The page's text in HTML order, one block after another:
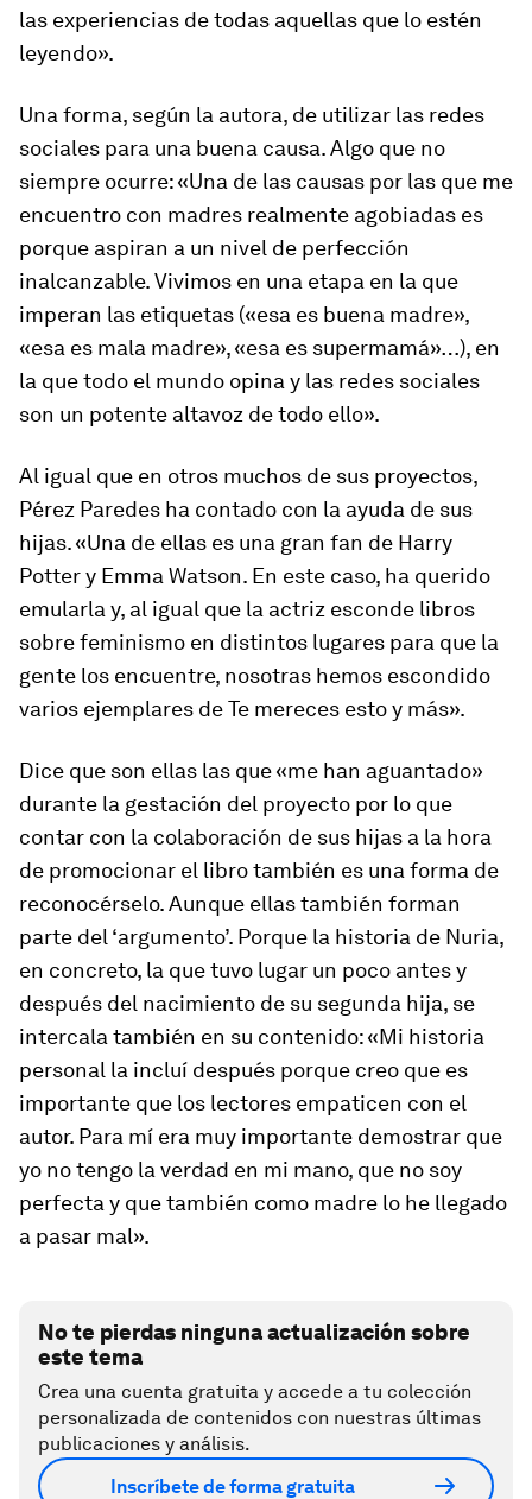
las experiencias de todas aquellas que lo estén
leyendo».
Una forma, según la autora, de utilizar las redes
sociales para una buena causa. Algo que no
siempre ocurre: «Una de las causas por las que me
encuentro con madres realmente agobiadas es
porque aspiran a un nivel de perfección
inalcanzable. Vivimos en una etapa en la que
imperan las etiquetas («esa es buena madre»,
«esa es mala madre», «esa es supermamá»…), en
la que todo el mundo opina y las redes sociales
son un potente altavoz de todo ello».
Al igual que en otros muchos de sus proyectos,
Pérez Paredes ha contado con la ayuda de sus
hijas. «Una de ellas es una gran fan de Harry
Pottery Emma Watson. En este caso, ha querido
emularla y, al igual que la actriz esconde libros
sobre feminismo en distintos lugares para que la
gente los encuentre, nosotras hemos escondido
varios ejemplares deTe mereces esto y más».
Dice que son ellas las que «me han aguantado»
durante la gestación del proyecto por lo que
contar con la colaboración de sus hijas a la hora
de promocionar el libro también es una forma de
reconocérselo. Aunque ellas también forman
parte del ‘argumento’. Porque la historia de Nuria,
en concreto, la que tuvo lugar un poco antes y
después del nacimiento de su segunda hija, se
intercala también en su contenido: «Mi historia
personal la incluí después porque creo que es
importante que los lectores empaticen con el
autor. Para mí era muy importante demostrar que
yo no tengo la verdad en mi mano, que no soy
perfecta y que también como madre lo he llegado
a pasar mal».
No te pierdas ninguna actualización sobre
este tema
Crea una cuenta gratuita y accede a tu colección
personalizada de contenidos con nuestras últimas
publicaciones y análisis.
Inscríbete de forma gratuita